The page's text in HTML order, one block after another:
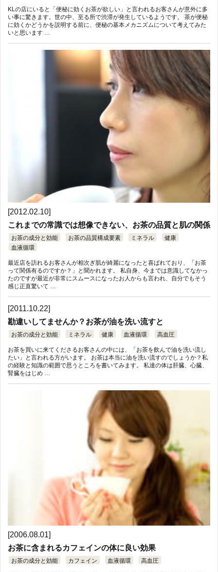
KLの店にいると「便秘に効くお茶が欲しい」と言われるお客さんが意外に多
い事に驚きます。世の中、至る所で渋滞が発生しているようです。 茶が便秘
に効くかどうかを説明する前に、便秘の基本メカニズムについて考えてみた
いと思います …
[2012.02.10]
これまでの常識では想像できない、お茶の品質と肌の関係
お茶の成分と効能 お茶の品質構成要素 ミネラル
健康
血液循環
最近店を訪れるお客さんが相次ぎ肌が綺麗になったと喜ばれており、「お茶
って関係有るのですか？」と聞かれます。 私自身、今までは意識してなかっ
たのですが最近が非常にスムースになったお人からも言われ、自分でもそう
感じ正直驚いて …
[2011.10.22]
勘違いしてませんか？お茶が油を洗い流すと
お茶の成分と効能 ミネラル 健康 血液循環 高血圧
お茶を買いに来てくださるお客さんの中には、「お茶を飲んで油を洗い流し
たい」と言われる方がいます。 お茶は本当に油を洗い流すのでしょうか？私
の経験と知識の範囲で思うところを書いてみます。 私達の体は肝臓、心臓、
腎臓をはじめ …
[2006.08.01]
お茶に含まれるカフェインの体に良い効果
お茶の成分と効能 カフェイン 血液循環 高血圧